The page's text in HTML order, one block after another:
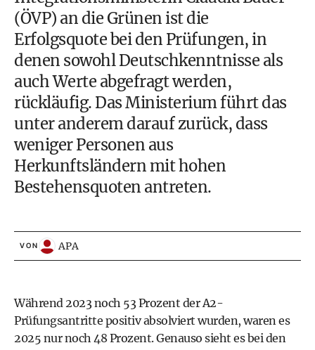
(ÖVP) an die Grünen ist die
Erfolgsquote bei den Prüfungen, in
denen sowohl Deutschkenntnisse als
auch Werte abgefragt werden,
rückläufig. Das Ministerium führt das
unter anderem darauf zurück, dass
weniger Personen aus
Herkunftsländern mit hohen
Bestehensquoten antreten.
VON APA
Während 2023 noch 53 Prozent der A2-
Prüfungsantritte positiv absolviert wurden, waren es
2025 nur noch 48 Prozent. Genauso sieht es bei den